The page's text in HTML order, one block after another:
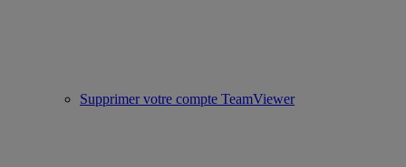
Supprimer votre compte TeamViewer